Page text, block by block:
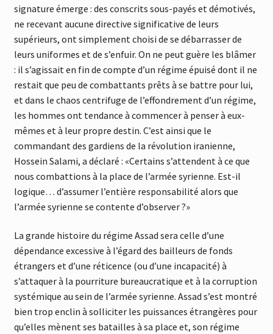
signature émerge : des conscrits sous-payés et démotivés,
ne recevant aucune directive significative de leurs
supérieurs, ont simplement choisi de se débarrasser de
leurs uniformes et de s’enfuir. On ne peut guère les blâmer
: il s’agissait en fin de compte d’un régime épuisé dont il ne
restait que peu de combattants prêts à se battre pour lui,
et dans le chaos centrifuge de l’effondrement d’un régime,
les hommes ont tendance à commencer à penser à eux-
mêmes et à leur propre destin. C’est ainsi que le
commandant des gardiens de la révolution iranienne,
Hossein Salami, a déclaré : «Certains s’attendent à ce que
nous combattions à la place de l’armée syrienne. Est-il
logique… d’assumer l’entière responsabilité alors que
l’armée syrienne se contente d’observer ?»
La grande histoire du régime Assad sera celle d’une
dépendance excessive à l’égard des bailleurs de fonds
étrangers et d’une réticence (ou d’une incapacité) à
s’attaquer à la pourriture bureaucratique et à la corruption
systémique au sein de l’armée syrienne. Assad s’est montré
bien trop enclin à solliciter les puissances étrangères pour
qu’elles mènent ses batailles à sa place et, son régime